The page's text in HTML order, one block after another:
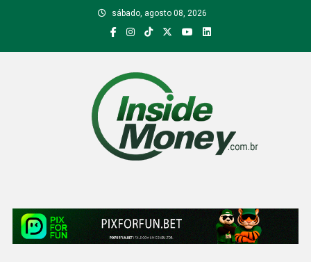
sábado, agosto 08, 2026
Inside Money